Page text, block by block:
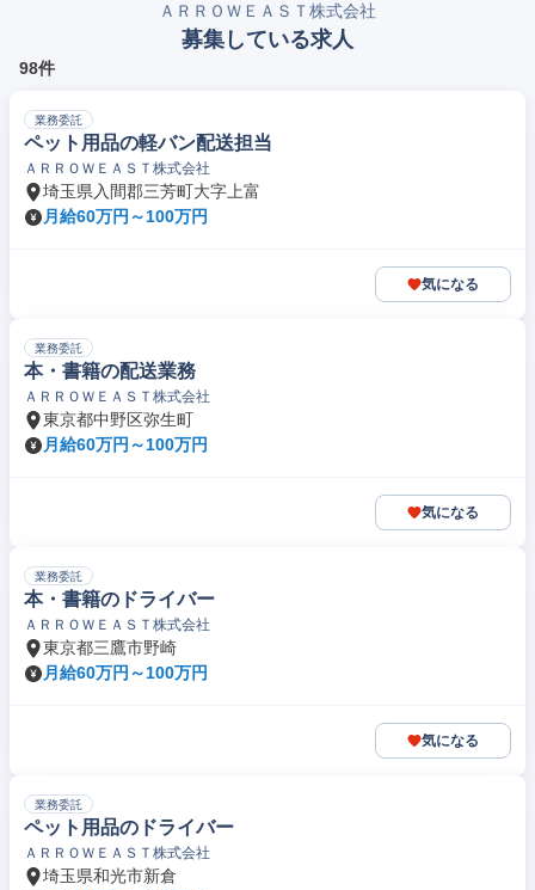
ＡＲＲＯＷＥＡＳＴ株式会社
募集している求人
98件
業務委託
ペット用品の軽バン配送担当
ＡＲＲＯＷＥＡＳＴ株式会社
埼玉県入間郡三芳町大字上富
月給60万円～100万円
気になる
業務委託
本・書籍の配送業務
ＡＲＲＯＷＥＡＳＴ株式会社
東京都中野区弥生町
月給60万円～100万円
気になる
業務委託
本・書籍のドライバー
ＡＲＲＯＷＥＡＳＴ株式会社
東京都三鷹市野崎
月給60万円～100万円
気になる
業務委託
ペット用品のドライバー
ＡＲＲＯＷＥＡＳＴ株式会社
埼玉県和光市新倉